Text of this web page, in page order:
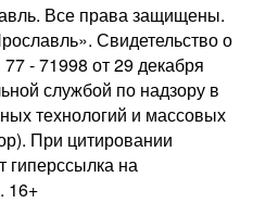
Все права защищены.
Свидетельство о
- 71998 от 29 декабря
службой по надзору в
технологий и массовых
При цитировании
гиперссылка на
16+